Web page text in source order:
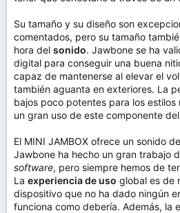
Su tamaño y su diseño son
comentados, pero su tamaño
hora del sonido. Jawbone se ha
digital para conseguir una buena
capaz de mantenerse al elevar el
también aguanta en exteriores. La
bajos poco potentes para los estilos
un gran uso de este componente
El MINI JAMBOX ofrece un sonido
Jawbone ha hecho un gran trabajo
software, pero siempre hemos de
La experiencia de uso global es de
dispositivo que no ha dado ningún
funciona como debería. Además, la